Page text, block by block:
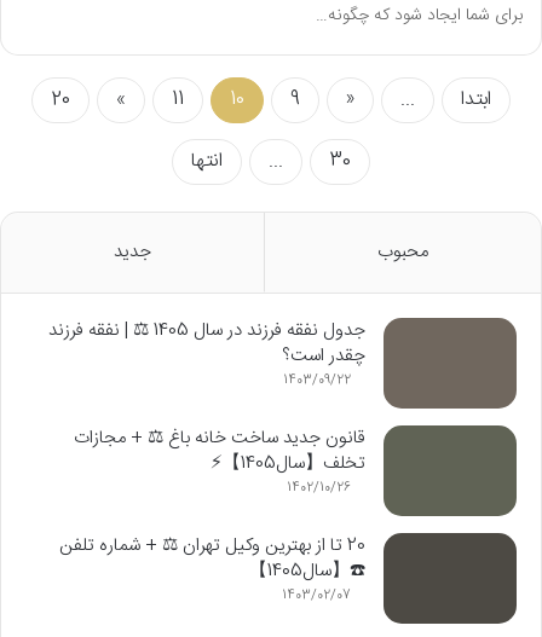
برای شما ایجاد شود که چگونه…
ابتدا ...
«
9
10
11
»
20
30
... انتها
محبوب جدید
جدول نفقه فرزند در سال 1405 ⚖️ | نفقه فرزند
چقدر است؟
1403/09/22
قانون جدید ساخت خانه باغ ⚖️ + مجازات
تخلف【سال1405】⚡️
1402/10/26
20 تا از بهترین وکیل تهران ⚖️ + شماره تلفن
☎️【سال1405】️
1403/02/07